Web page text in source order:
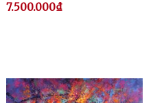
7.500.000₫